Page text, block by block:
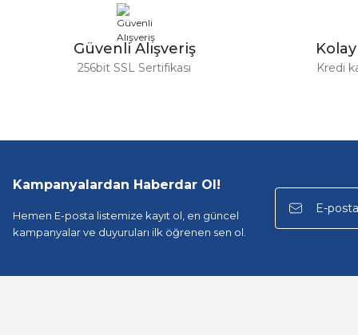
Ürün fiyatı diğer sitelerden daha pahalı.
Bu ürüne benzer farklı alternatifler olmalı.
Güvenli Alışveriş
256bit SSL Sertifikası Kredi
Kampanyalardan Haberdar Ol!
Hemen E-posta listemize kayıt ol, en güncel
kampanyalar ve duyuruları ilk öğrenen sen ol.